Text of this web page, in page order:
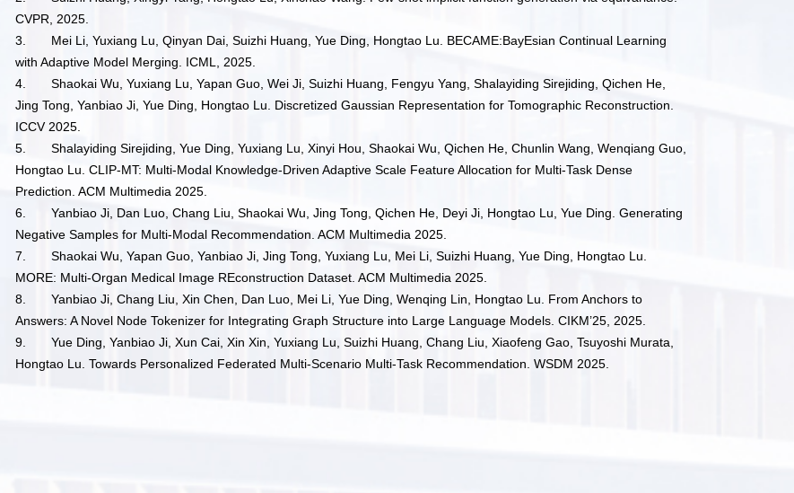
CVPR, 2025.
3.
Mei Li, Yuxiang Lu, Qinyan Dai, Suizhi Huang, Yue Ding, Hongtao Lu. BECAME:BayEsian Continual Learning
with Adaptive Model Merging. ICML, 2025.
4.
Shaokai Wu, Yuxiang Lu, Yapan Guo, Wei Ji, Suizhi Huang, Fengyu Yang, Shalayiding Sirejiding, Qichen He,
Jing Tong, Yanbiao Ji, Yue Ding, Hongtao Lu. Discretized Gaussian Representation for Tomographic Reconstruction.
ICCV 2025.
5.
Shalayiding Sirejiding, Yue Ding, Yuxiang Lu, Xinyi Hou, Shaokai Wu, Qichen He, Chunlin Wang, Wenqiang Guo,
Hongtao Lu. CLIP-MT: Multi-Modal Knowledge-Driven Adaptive Scale Feature Allocation for Multi-Task Dense
Prediction. ACM Multimedia 2025.
6.
Yanbiao Ji, Dan Luo, Chang Liu, Shaokai Wu, Jing Tong, Qichen He, Deyi Ji, Hongtao Lu, Yue Ding. Generating
Negative Samples for Multi-Modal Recommendation. ACM Multimedia 2025.
7.
Shaokai Wu, Yapan Guo, Yanbiao Ji, Jing Tong, Yuxiang Lu, Mei Li, Suizhi Huang, Yue Ding, Hongtao Lu.
MORE: Multi-Organ Medical Image REconstruction Dataset. ACM Multimedia 2025.
8.
Yanbiao Ji, Chang Liu, Xin Chen, Dan Luo, Mei Li, Yue Ding, Wenqing Lin, Hongtao Lu. From Anchors to
Answers: A Novel Node Tokenizer for Integrating Graph Structure into Large Language Models. CIKM’25, 2025.
9.
Yue Ding, Yanbiao Ji, Xun Cai, Xin Xin, Yuxiang Lu, Suizhi Huang, Chang Liu, Xiaofeng Gao, Tsuyoshi Murata,
Hongtao Lu. Towards Personalized Federated Multi-Scenario Multi-Task Recommendation. WSDM 2025.